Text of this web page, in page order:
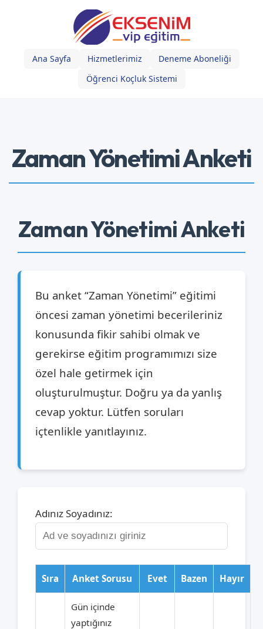
Ana Sayfa Hizmetlerimiz
Deneme Aboneliği
Öğrenci Koçluk Sistemi
Zaman Yönetimi Anketi
Zaman Yönetimi Anketi
Bu anket “Zaman Yönetimi” eğitimi
öncesi zaman yönetimi becerileriniz
konusunda fikir sahibi olmak ve
gerekirse eğitim programımızı size
özel hale getirmek için
oluşturulmuştur. Doğru ya da yanlış
cevap yoktur. Lütfen soruları
içtenlikle yanıtlayınız.
Adınız Soyadınız:
Sıra Anket Sorusu Evet Bazen Hayır
Gün içinde
yaptığınız